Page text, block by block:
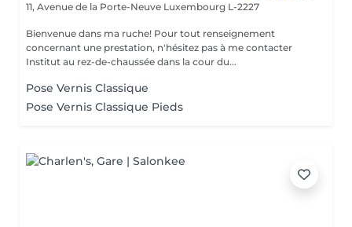
11, Avenue de la Porte-Neuve Luxembourg L-2227
Bienvenue dans ma ruche! Pour tout renseignement
concernant une prestation, n'hésitez pas à me contacter
Institut au rez-de-chaussée dans la cour du...
Pose Vernis Classique
Pose Vernis Classique Pieds